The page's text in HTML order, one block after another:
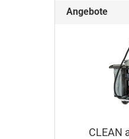
Angebote
CLEAN